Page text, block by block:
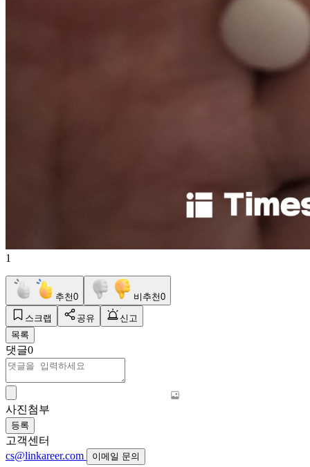
1
추천0 비추천0
스크랩 공유
신고
목록
댓글0
사진첨부
등록
고객센터
cs@linkareer.com
이메일 문의